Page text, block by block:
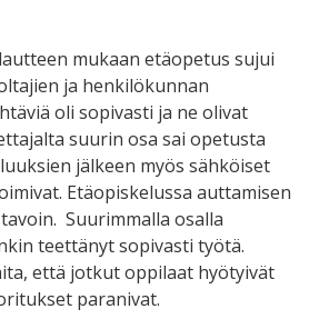
mukaan etäopetus sujui
ja henkilökunnan
oli sopivasti ja ne olivat
suurin osa sai opetusta
jälkeen myös sähköiset
Etäopiskelussa auttamisen
Suurimmalla osalla
teettänyt sopivasti työtä.
että jotkut oppilaat hyötyivät
paranivat.